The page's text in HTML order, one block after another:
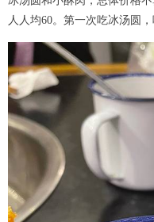
人人均60。第一次吃冰汤圆